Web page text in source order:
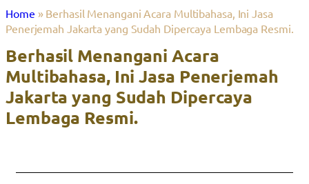
Home » Berhasil Menangani Acara Multibahasa, Ini Jasa
Penerjemah Jakarta yang Sudah Dipercaya Lembaga Resmi.
Berhasil Menangani Acara
Multibahasa, Ini Jasa Penerjemah
Jakarta yang Sudah Dipercaya
Lembaga Resmi.